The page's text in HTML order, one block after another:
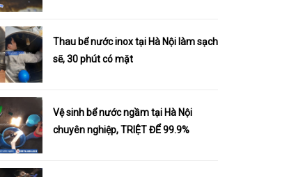
Thau bể nước inox tại Hà Nội làm sạch
sẽ, 30 phút có mặt
Vệ sinh bể nước ngầm tại Hà Nội
chuyên nghiệp, TRIỆT ĐỂ 99.9%